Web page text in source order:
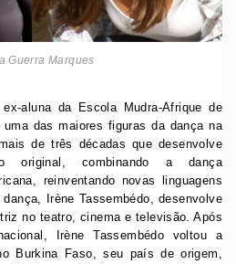
Guerra Marques
aluna da Escola Mudra-Afrique de
das maiores figuras da dança na
de três décadas que desenvolve
original, combinando a dança
reinventando novas linguagens
Irène Tassembédo, desenvolve
no teatro, cinema e televisão. Após
Irène Tassembédo voltou a
Burkina Faso, seu país de origem,